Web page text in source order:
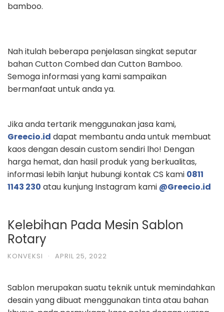
bamboo.
Nah itulah beberapa penjelasan singkat seputar
bahan Cutton Combed danCutton Bamboo.
Semoga informasi yang kami sampaikan
bermanfaat untukanda ya.
Jika anda tertarik menggunakan jasa kami,
Greecio.id dapat membantu andauntuk membuat
kaos dengan desain custom sendiri lho! Dengan
harga hemat,dan hasil produk yang berkualitas,
informasi lebih lanjut hubungi kontak CS kami 0811
1143 230 atau kunjung Instagram kami @Greecio.id
Kelebihan Pada Mesin Sablon
Rotary
KONVEKSI · APRIL 25, 2022
Sablon merupakan suatu teknik untuk memindahkan
desain yang dibuat menggunakan tinta atau bahan